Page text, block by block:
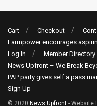
Cart Checkout
Farmpower encourages
Log In
Member Directory
News Upfront – We Break
PAP party gives self a pass
Sign Up
© 2020 News Upfront - Website